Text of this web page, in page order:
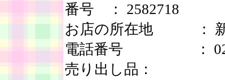
番号 ： 2582718
お店の所在地 ： 新
電話番号 ：
売り出し品：